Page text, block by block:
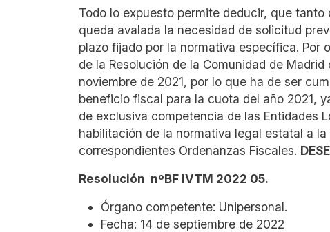
Todo lo expuesto permite deducir, que
queda avalada la necesidad de solicitud
plazo fijado por la normativa específica. Por
de la Resolución de la Comunidad de
noviembre de 2021, por lo que ha de ser
beneficio fiscal para la cuota del año 2021,
de exclusiva competencia de las Entidades
habilitación de la normativa legal estatal a
correspondientes Ordenanzas Fiscales.
Resolución nºBF IVTM 2022 05.
Órgano competente: Unipersonal.
Fecha: 14 de septiembre de 2022